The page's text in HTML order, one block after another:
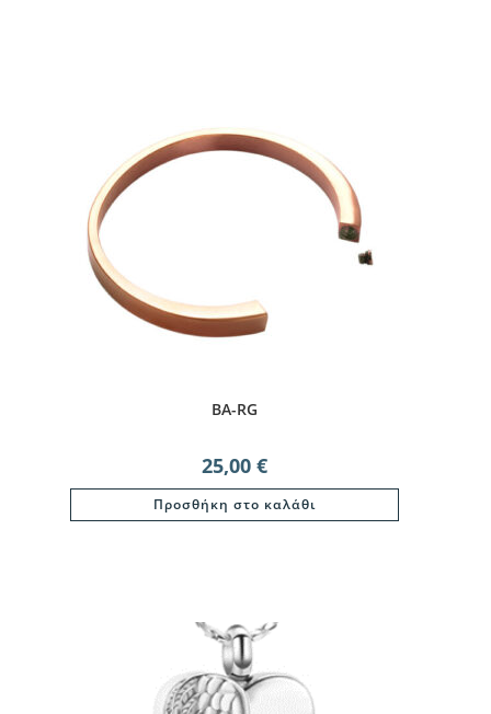
BA-RG
25,00 €
Προσθήκη στο καλάθι